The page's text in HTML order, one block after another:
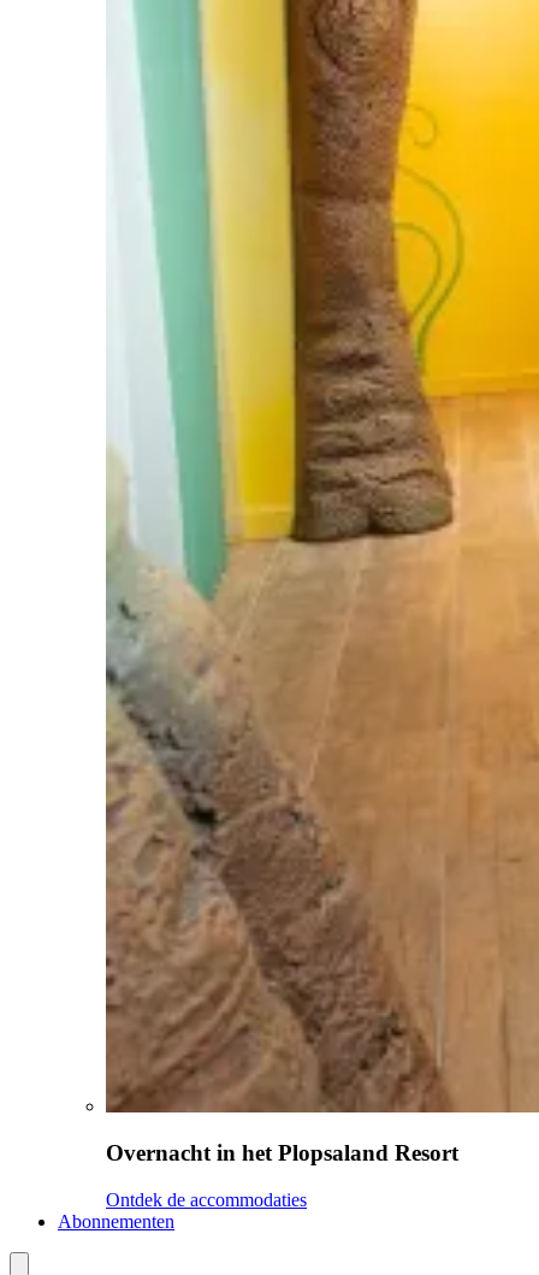
Overnacht in het Plopsaland Resort
Ontdek de accommodaties
Abonnementen